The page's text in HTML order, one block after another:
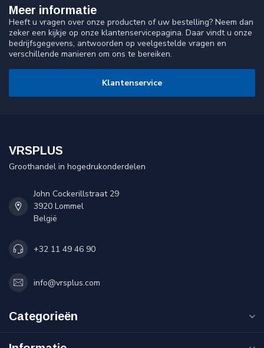
Meer informatie
Heeft u vragen over onze producten of uw bestelling? Neem dan
zeker een kijkje op onze klantenservicepagina. Daar vindt u onze
bedrijfsgegevens, antwoorden op veelgestelde vragen en
verschillende manieren om ons te bereiken.
Klantenservice
VRSPLUS
Groothandel in hogedrukonderdelen
John Cockerillstraat 29
3920 Lommel
België
+32 11 49 46 90
info@vrsplus.com
Categorieën